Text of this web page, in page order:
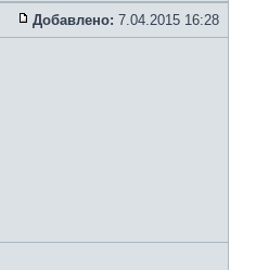
Добавлено: 7.04.2015 16:28